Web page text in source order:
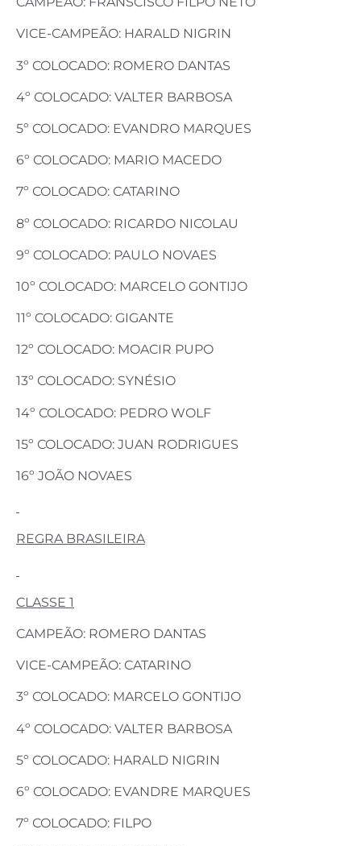
VICE-CAMPEÃO: HARALD NIGRIN
3º COLOCADO: ROMERO DANTAS
4º COLOCADO: VALTER BARBOSA
5º COLOCADO: EVANDRO MARQUES
6º COLOCADO: MARIO MACEDO
7º COLOCADO: CATARINO
8º COLOCADO: RICARDO NICOLAU
9º COLOCADO: PAULO NOVAES
10º COLOCADO: MARCELO GONTIJO
11º COLOCADO: GIGANTE
12º COLOCADO: MOACIR PUPO
13º COLOCADO: SYNÉSIO
14º COLOCADO: PEDRO WOLF
15º COLOCADO: JUAN RODRIGUES
16º JOÃO NOVAES
REGRA BRASILEIRA
CLASSE 1
CAMPEÃO: ROMERO DANTAS
VICE-CAMPEÃO: CATARINO
3º COLOCADO: MARCELO GONTIJO
4º COLOCADO: VALTER BARBOSA
5º COLOCADO: HARALD NIGRIN
6º COLOCADO: EVANDRE MARQUES
7º COLOCADO: FILPO